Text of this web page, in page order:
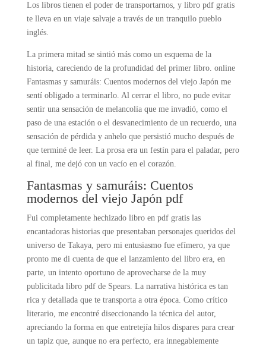
Los libros tienen el poder de transportarnos, y libro pdf gratis
te lleva en un viaje salvaje a través de un tranquilo pueblo
inglés.
La primera mitad se sintió más como un esquema de la
historia, careciendo de la profundidad del primer libro. online
Fantasmas y samuráis: Cuentos modernos del viejo Japón me
sentí obligado a terminarlo. Al cerrar el libro, no pude evitar
sentir una sensación de melancolía que me invadió, como el
paso de una estación o el desvanecimiento de un recuerdo, una
sensación de pérdida y anhelo que persistió mucho después de
que terminé de leer. La prosa era un festín para el paladar, pero
al final, me dejó con un vacío en el corazón.
Fantasmas y samuráis: Cuentos
modernos del viejo Japón pdf
Fui completamente hechizado libro en pdf gratis las
encantadoras historias que presentaban personajes queridos del
universo de Takaya, pero mi entusiasmo fue efímero, ya que
pronto me di cuenta de que el lanzamiento del libro era, en
parte, un intento oportuno de aprovecharse de la muy
publicitada libro pdf de Spears. La narrativa histórica es tan
rica y detallada que te transporta a otra época. Como crítico
literario, me encontré diseccionando la técnica del autor,
apreciando la forma en que entretejía hilos dispares para crear
un tapiz que, aunque no era perfecto, era innegablemente